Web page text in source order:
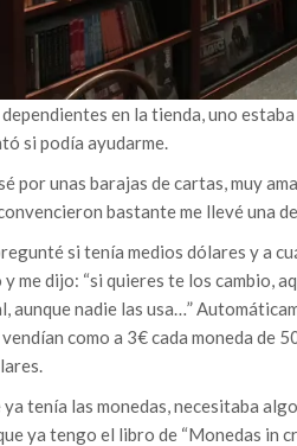
en la tienda, uno
si podía ayudarme.
por unas barajas de cartas, muy
bastante me llevé una
si tenía medios dólares y a
me dijo: “si quieres te los cambio,
aunque nadie las usa…”
vendían como a 3€ cada moneda de
tenía las monedas, necesitaba
ya tengo el libro de “Monedas in